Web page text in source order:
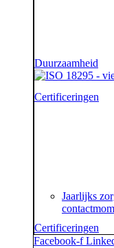
Duurzaamheid
Certificeringen
Jaarlijks
Certificeringen
Facebook-f